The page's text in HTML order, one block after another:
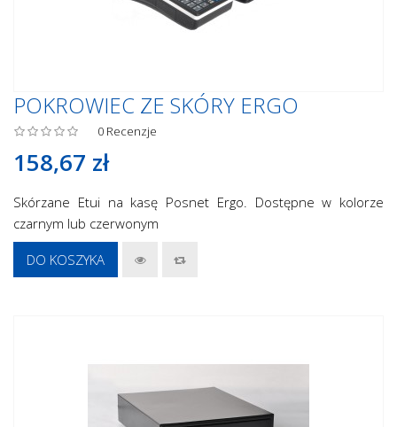
POKROWIEC ZE SKÓRY ERGO
0 Recenzje
158,67 zł
Skórzane Etui na kasę Posnet Ergo. Dostępne w kolorze
czarnym lub czerwonym
DO KOSZYKA